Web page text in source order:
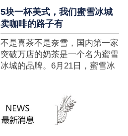
了，这个连名字都没怎么听过的
奶茶店，怎么就悄咪咪地开了这
么多家了？ 也许大家对
5000 家店是什么量级没什么概
念，我来给对....
5块一杯美式，我们蜜雪冰城
卖咖啡的路子有
不是喜茶不是奈雪，国内第一家
突破万店的奶茶是一个名为蜜雪
冰城的品牌。6月21日，蜜雪冰
家，买多少送多少”的横幅，这
个自1997年开始营业的街边奶
茶店正逐渐展露它的锋芒。不过